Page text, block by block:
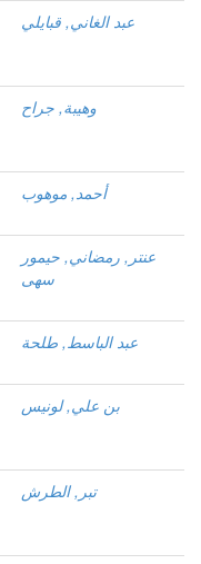
عبد الغاني, قبايلي
وهيبة, جراح
أحمد, موهوب
عنتر, رمضاني, حيمور
سهى
عبد الباسط, طلحة
بن علي, لونيس
تبر, الطرش